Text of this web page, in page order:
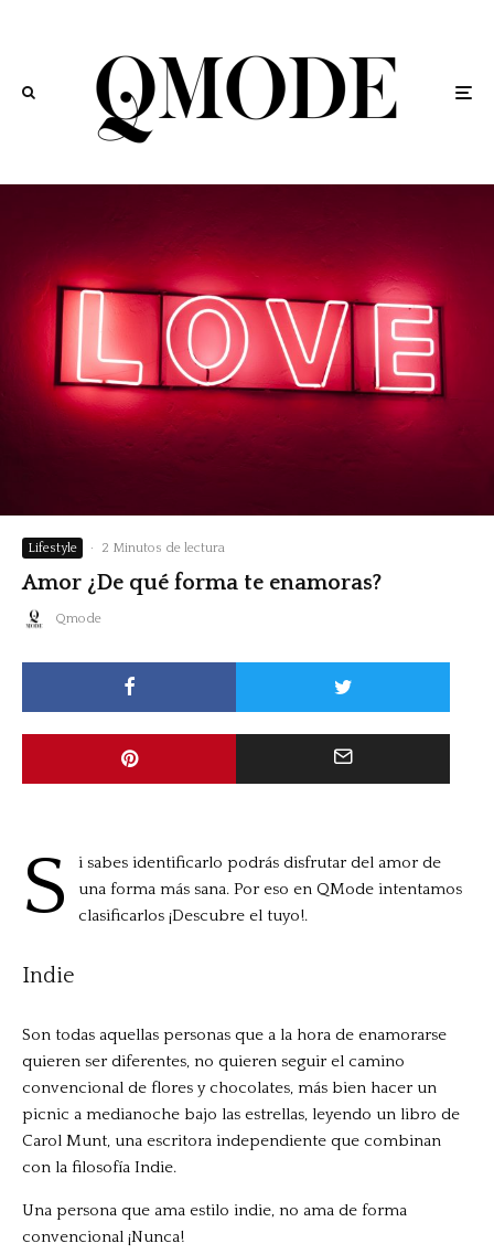
Lifestyle · 2 Minutos de lectura
Amor ¿De qué forma te enamoras?
Qmode
S
i sabes identificarlo podrás disfrutar del amor de
una forma más sana. Por eso en QMode intentamos
clasificarlos ¡Descubre el tuyo!.
Indie
Son todas aquellas personas que a la hora de enamorarse
quieren ser diferentes, no quieren seguir el camino
convencional de flores y chocolates, más bien hacer un
picnic a medianoche bajo las estrellas, leyendo un libro de
Carol Munt, una escritora independiente que combinan
con la filosofía Indie.
Una persona que ama estilo indie, no ama de forma
convencional ¡Nunca!